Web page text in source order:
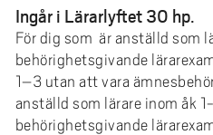
Ingår i Lärarlyftet 30 hp.
För dig som är anställd som
behörighetsgivande
1–3 utan att vara
anställd som lärare inom åk
behörighetsgivande